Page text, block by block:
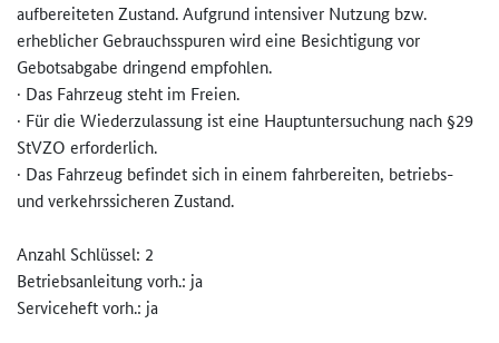
aufbereiteten Zustand. Aufgrund intensiver Nutzung bzw.
erheblicher Gebrauchsspuren wird eine Besichtigung vor
Gebotsabgabe dringend empfohlen.
· Das Fahrzeug steht im Freien.
· Für die Wiederzulassung ist eine Hauptuntersuchung nach §29
StVZO erforderlich.
· Das Fahrzeug befindet sich in einem fahrbereiten, betriebs-
und verkehrssicheren Zustand.
Anzahl Schlüssel: 2
Betriebsanleitung vorh.: ja
Serviceheft vorh.: ja